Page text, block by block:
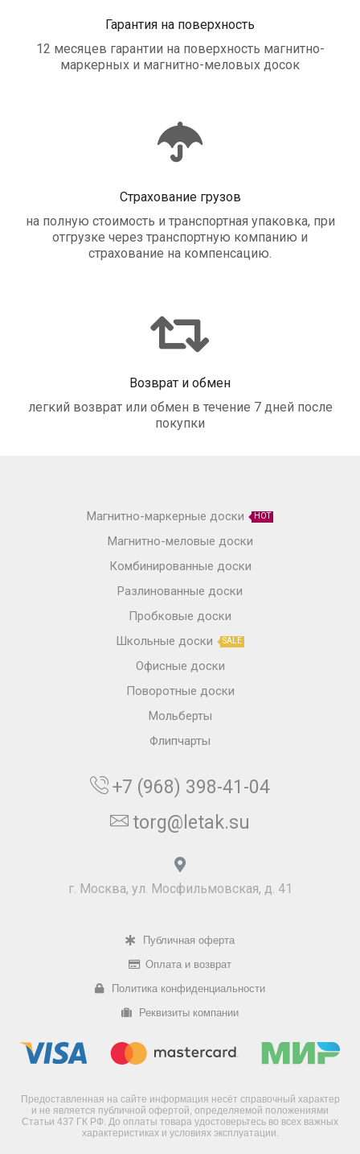
Гарантия на поверхность
12 месяцев гарантии на поверхность магнитно-
маркерных и магнитно-меловых досок
Страхование грузов
на полную стоимость и транспортная упаковка, при
отгрузке через транспортную компанию и
страхование на компенсацию.
Возврат и обмен
легкий возврат или обмен в течение 7 дней после
покупки
Магнитно-маркерные доски HOT
Магнитно-меловые доски
Комбинированные доски
Разлинованные доски
Пробковые доски
Школьные доски
SALE
Офисные доски
Поворотные доски
Мольберты
Флипчарты
+7 (968) 398-41-04
torg@letak.su
г. Москва, ул. Мосфильмовская, д. 41
Публичная оферта
Оплата и возврат
Политика конфиденциальности
Реквизиты компании
Предоставленная на сайте информация несёт справочный характер
и не является публичной офертой, определяемой положениями
Статьи 437 ГК РФ. До оплаты товара удостоверьтесь во всех важных
характеристиках и условиях эксплуатации.